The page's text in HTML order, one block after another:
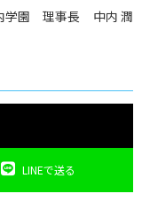
学園 理事長 中内 潤
LINEで送る